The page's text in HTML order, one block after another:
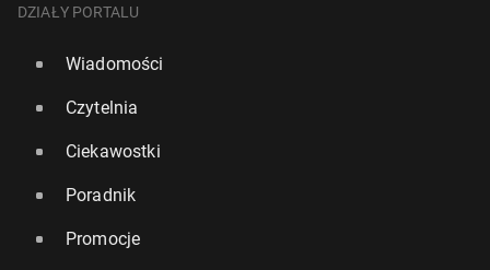
DZIAŁY PORTALU
Wiadomości
Czytelnia
Ciekawostki
Poradnik
Promocje